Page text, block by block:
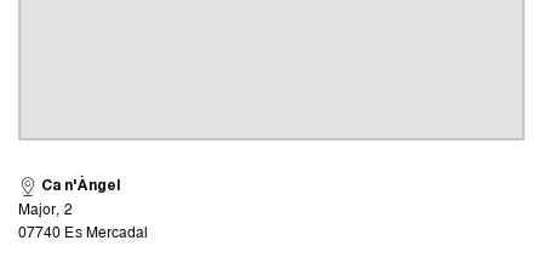
Ca n'Àngel
Major, 2
07740 Es Mercadal